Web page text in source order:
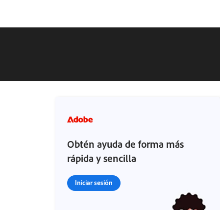
Obtén ayuda de forma más
rápida y sencilla
Iniciar sesión